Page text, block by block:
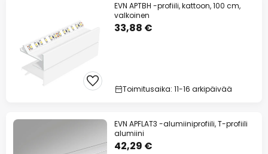
EVN APTBH -profiili, kattoon, 100 cm,
valkoinen
33,88 €
Toimitusaika: 11-16 arkipäivää
EVN APFLAT3 -alumiiniprofiili, T-profiili
alumiini
42,29 €